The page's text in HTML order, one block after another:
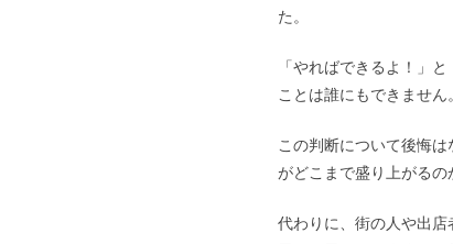
た。
「やればできるよ！」
ことは誰にもできません
この判断について後悔
がどこまで盛り上がるの
代わりに、街の人や出